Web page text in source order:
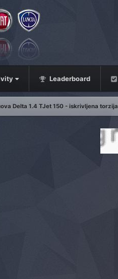
Leaderboard
Delta 1.4 TJet 150 - iskrivljena torzija